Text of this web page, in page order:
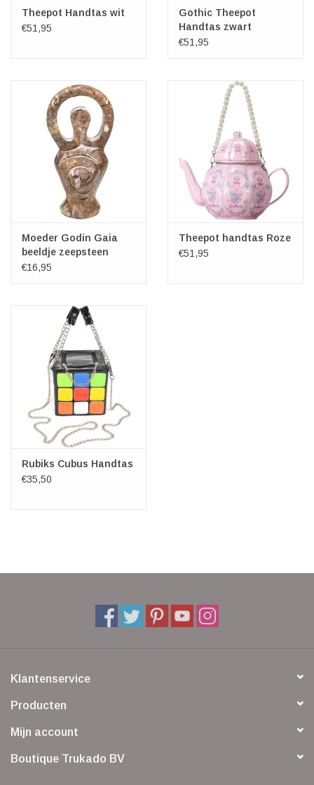
Nieuw
Theepot Handtas wit
€51,95
Gothic Theepot
Handtas zwart
€51,95
Moeder Godin Gaia
beeldje zeepsteen
12cm
€16,95
Theepot handtas Roze
€51,95
Rubiks Cubus Handtas
€35,50
Klantenservice
Producten
Mijn account
Boutique Trukado BV